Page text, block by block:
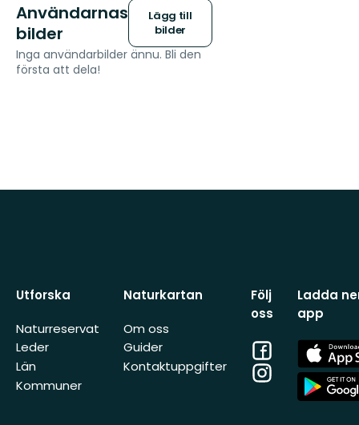
Användarnas
bilder
Lägg till
bilder
Inga användarbilder ännu. Bli den
första att dela!
Utforska
Naturreservat
Leder
Län
Kommuner
Naturkartan
Om oss
Guider
Kontaktuppgifter
Följ
oss
Facebook
Instagram
Ladda
app
App
Store
App
Store